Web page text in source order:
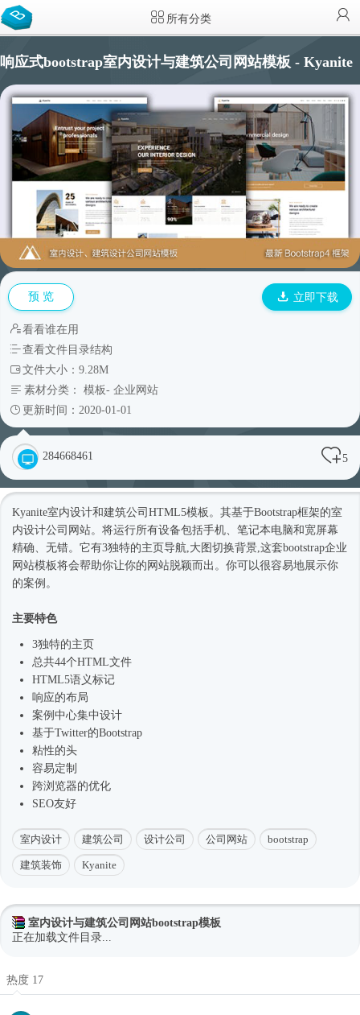
所有分类
响应式bootstrap室内设计与建筑公司网站模板 - Kyanite
预 览 立即下载
看看谁在用
查看文件目录结构
文件大小：9.28M
素材分类： 模板- 企业网站
更新时间：2020-01-01
284668461 5
Kyanite室内设计和建筑公司 HTML5模板 。其基于Bootstrap框架的室
内设计公司网站。将运行所有设备包括手机、笔记本电脑和宽屏幕
精确、无错。它有3独特的主页导航,大图切换背景,这套bootstrap企业
网站模板将会帮助你让你的网站脱颖而出。你可以很容易地展示你
的案例。
主要特色
3独特的主页
总共44个HTML文件
HTML5语义标记
响应的布局
案例中心集中设计
基于Twitter的Bootstrap
粘性的头
容易定制
跨浏览器的优化
SEO友好
室内设计 建筑公司 设计公司 公司网站 bootstrap
建筑装饰 Kyanite
室内设计与建筑公司网站bootstrap模板
正在加载文件目录...
热度 17